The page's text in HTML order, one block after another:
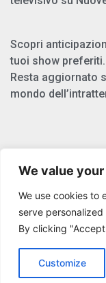
We value
We use cookies to
serve
By clicking
Customize
Scopri
tuoi show preferiti.
Resta aggiornato
mondo
Copyright © 2025